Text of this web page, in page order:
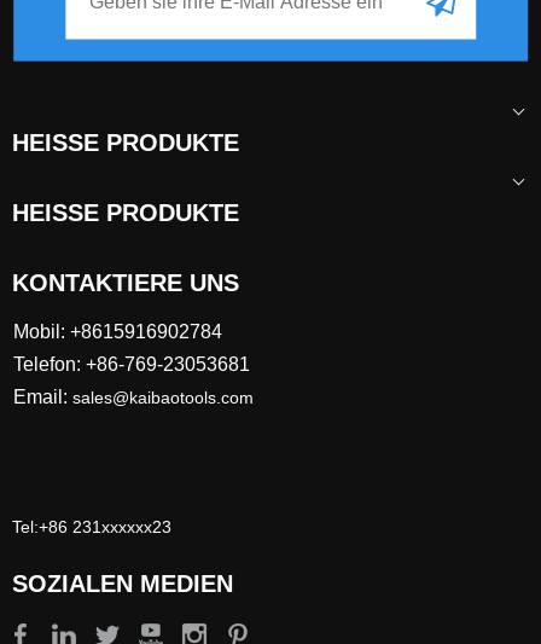
HEISSE PRODUKTE
HEISSE PRODUKTE
KONTAKTIERE UNS
Mobil: +8615916902784
Telefon: +86-769-23053681
Email: sales@kaibaotools.com
Tel:+86 231xxxxxx23
SOZIALEN MEDIEN